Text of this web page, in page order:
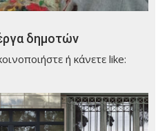
δημοτών
ή κάνετε like: